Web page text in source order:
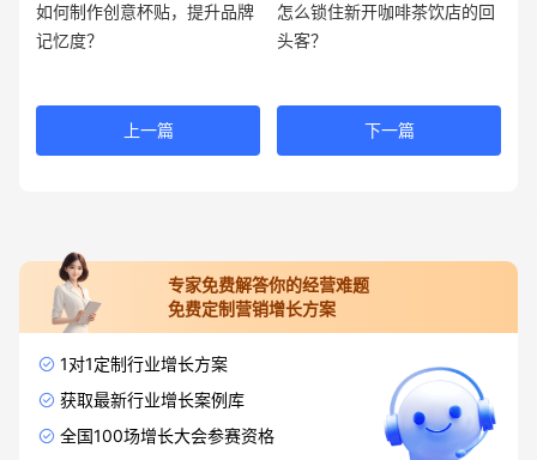
如何制作创意杯贴，提升品牌
记忆度？
上一篇
怎么锁住新开咖啡茶饮店的回
头客？
下一篇
专家免费解答你的经营难题
免费定制营销增长方案
1对1定制行业增长方案
获取最新行业增长案例库
全国100场增长大会参赛资格